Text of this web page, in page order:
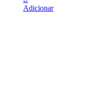
Adicionar